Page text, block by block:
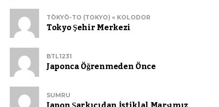
TŌKYŌ-TO (TOKYO) « KOLODOR
Tokyo Şehir Merkezi
BTL1231
Japonca Öğrenmeden Önce
SUMRU